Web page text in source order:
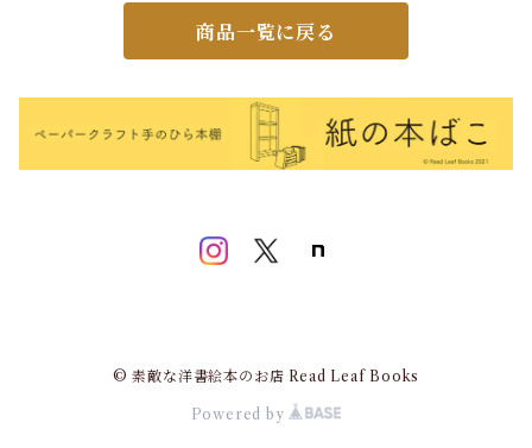
商品一覧に戻る
© 素敵な洋書絵本のお店 Read Leaf Books
Powered by